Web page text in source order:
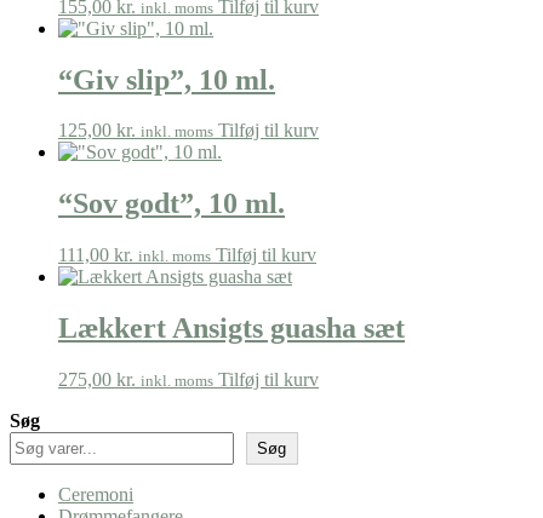
155,00 kr. inkl. moms Tilføj til kurv
“Giv slip”, 10 ml.
125,00 kr. inkl. moms Tilføj til kurv
“Sov godt”, 10 ml.
111,00 kr. inkl. moms Tilføj til kurv
Lækkert Ansigts guasha sæt
275,00 kr. inkl. moms Tilføj til kurv
Søg
Søg
Ceremoni